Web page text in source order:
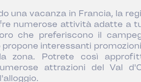
una vacanza in Francia, la
numerose attività adatte a
che preferiscono il
propone interessanti
zona. Potrete così
attrazioni del Val